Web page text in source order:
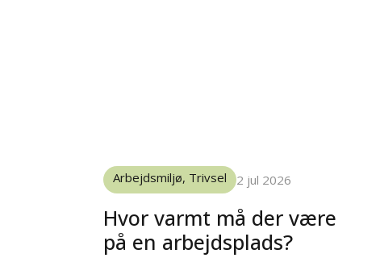
Arbejdsmiljø, Trivsel 2 jul 2026
Hvor varmt må der være
på en arbejdsplads?